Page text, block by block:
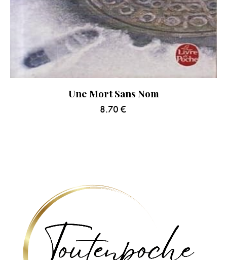
Une Mort Sans Nom
8.70 €